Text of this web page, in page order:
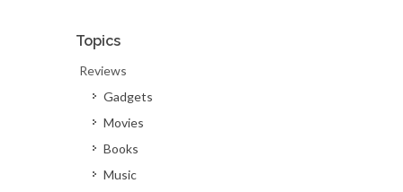
Topics
Reviews
Gadgets
Movies
Books
Music